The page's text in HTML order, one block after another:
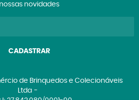
nossas novidades
CADASTRAR
de Brinquedos e Colecionáveis
Ltda